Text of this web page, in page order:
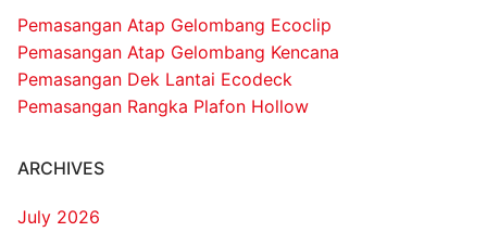
Pemasangan Atap Gelombang Ecoclip
Pemasangan Atap Gelombang Kencana
Pemasangan Dek Lantai Ecodeck
Pemasangan Rangka Plafon Hollow
ARCHIVES
July 2026